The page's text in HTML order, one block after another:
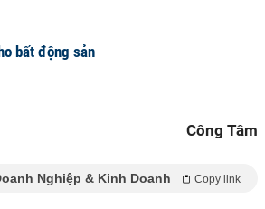
bất động sản
Công Tâm
Nghiệp & Kinh Doanh Copy link